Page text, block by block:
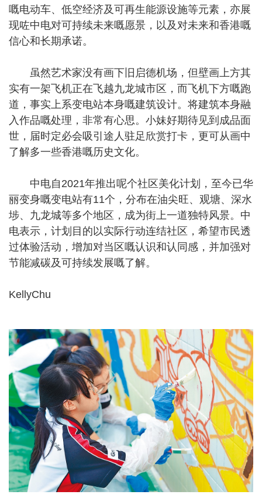
嘅电动车、低空经济及可再生能源设施等元素，亦展
现咗中电对可持续未来嘅愿景，以及对未来和香港嘅
信心和长期承诺。
虽然艺术家没有画下旧启德机场，但壁画上方其
实有一架飞机正在飞越九龙城市区，而飞机下方嘅跑
道，事实上系变电站本身嘅建筑设计。将建筑本身融
入作品嘅处理，非常有心思。小妹好期待见到成品面
世，届时定必会吸引途人驻足欣赏打卡，更可从画中
了解多一些香港嘅历史文化。
中电自2021年推出呢个社区美化计划，至今已华
丽变身嘅变电站有11个，分布在油尖旺、观塘、深水
埗、九龙城等多个地区，成为街上一道独特风景。中
电表示，计划目的以实际行动连结社区，希望市民透
过体验活动，增加对当区嘅认识和认同感，并加强对
节能减碳及可持续发展嘅了解。
KellyChu